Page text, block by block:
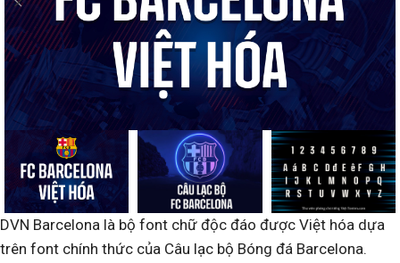
DVN Barcelona là bộ font chữ độc đáo được Việt hóa dựa
trên font chính thức của Câu lạc bộ Bóng đá Barcelona.